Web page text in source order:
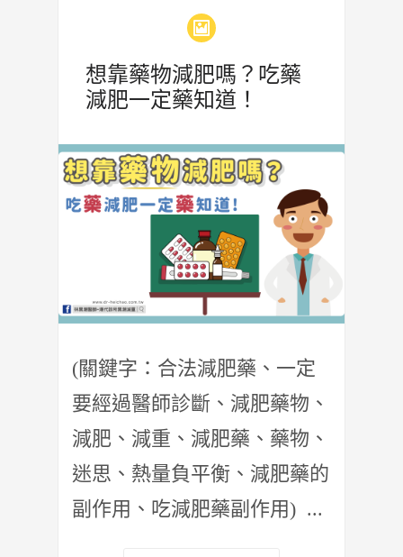
想靠藥物減肥嗎？吃藥
減肥一定藥知道！
(關鍵字：合法減肥藥、一定
要經過醫師診斷、減肥藥物、
減肥、減重、減肥藥、藥物、
迷思、熱量負平衡、減肥藥的
副作用、吃減肥藥副作用) ...